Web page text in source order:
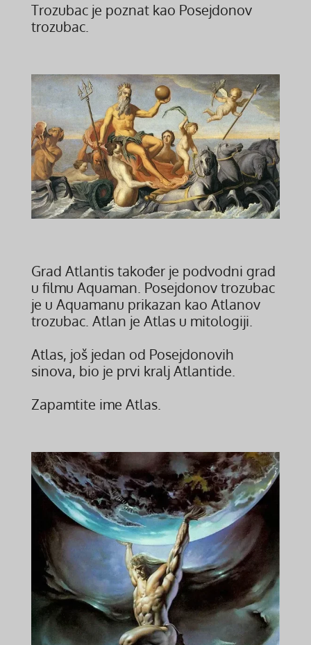
Trozubac je poznat kao Posejdonov
trozubac.
Grad Atlantis također je podvodni grad
u filmu Aquaman. Posejdonov trozubac
je u Aquamanu prikazan kao Atlanov
trozubac. Atlan je Atlas u mitologiji.
Atlas, još jedan od Posejdonovih
sinova, bio je prvi kralj Atlantide.
Zapamtite ime Atlas.